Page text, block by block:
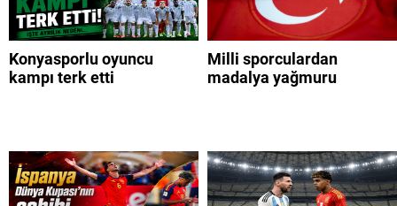
Konyasporlu oyuncu
kampı terk etti
Milli sporculardan
madalya yağmuru